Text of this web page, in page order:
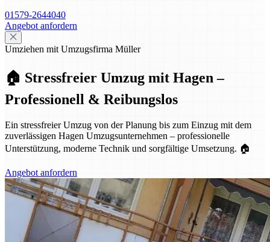
01579-2644040
Angebot anfordern
Umziehen mit Umzugsfirma Müller
🏠 Stressfreier Umzug mit Hagen –
Professionell & Reibungslos
Ein stressfreier Umzug von der Planung bis zum Einzug mit dem
zuverlässigen Hagen Umzugsunternehmen – professionelle
Unterstützung, moderne Technik und sorgfältige Umsetzung. 🏠
Angebot anfordern